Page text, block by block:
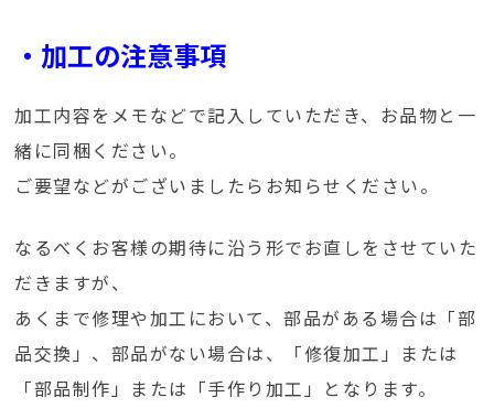
・加工の注意事項
加工内容をメモなどで記入していただき、お品物と一
緒に同梱ください。
ご要望などがございましたらお知らせください。
なるべくお客様の期待に沿う形でお直しをさせていた
だきますが、
あくまで修理や加工において、部品がある場合は「部
品交換」、部品がない場合は、「修復加工」または
「部品制作」または「手作り加工」となります。